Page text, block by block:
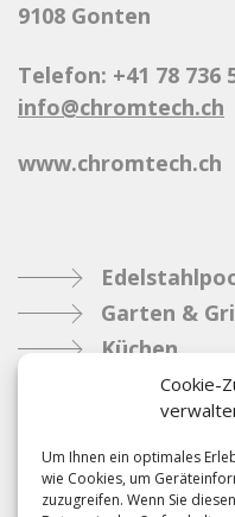
Cookie-
Um Ihnen ein optimales
wie Cookies, um
zuzugreifen. Wenn Sie
9108 Gonten
Telefon: +41 78 736
info@chromtech.ch
www.chromtech.ch
Garten &
Küchen
Metallbau
Industrie
Referenzen